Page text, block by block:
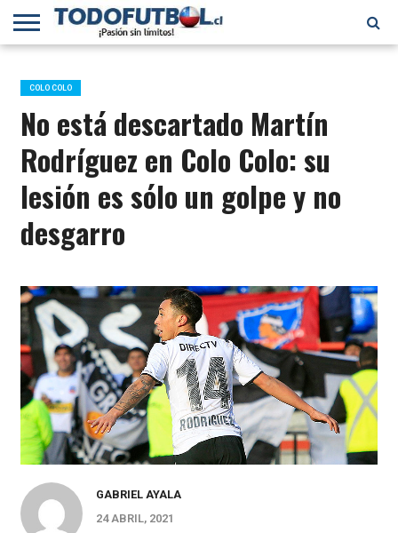
PRIMERA
B
SELECCIÓN
CHILENA
CHILENOS
EN EL
MUNDO
FÚTBOL
INTERNACIONAL
COLO COLO
No está descartado Martín
Rodríguez en Colo Colo: su
lesión es sólo un golpe y no
desgarro
GABRIEL AYALA
24 ABRIL, 2021